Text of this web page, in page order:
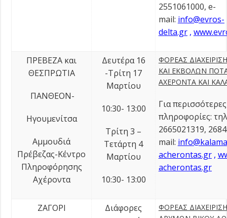
2551061000, e-
mail: info@evros-
delta.gr,
ΠΡΕΒΕΖΑ και
ΘΕΣΠΡΩΤΙΑ
ΠΑΝΘΕΟΝ-
Ηγουμενίτσα
Αμμουδιά
Πρέβεζας-Κέντρο
Πληροφόρησης
Αχέροντα
Δευτέρα 16
-Τρίτη 17
Μαρτίου
10:30- 13:00
Τρίτη 3 –
Τετάρτη 4
Μαρτίου
10:30- 13:00
ΦΟΡΕΑΣ
ΚΑΙ ΕΚΒΟΛΩΝ
ΑΧΕΡΟΝΤΑ ΚΑΙ
Για περισσότερες
πληροφορίες:
2665021319,
mail:
acherontas.gr,
acherontas.gr
ΖΑΓΟΡΙ
Διάφορες
ΦΟΡΕΑΣ